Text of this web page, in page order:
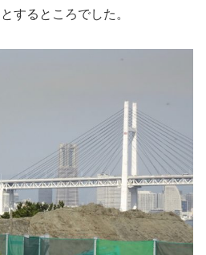
するところでした。